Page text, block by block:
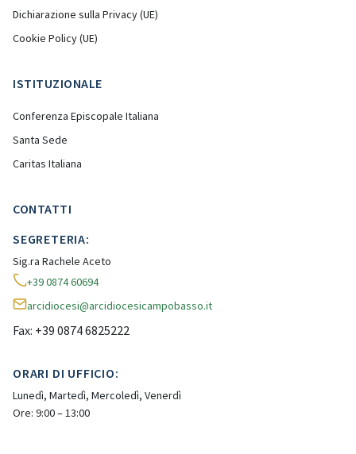
Dichiarazione sulla Privacy (UE)
Cookie Policy (UE)
ISTITUZIONALE
Conferenza Episcopale Italiana
Santa Sede
Caritas Italiana
CONTATTI
SEGRETERIA:
Sig.ra Rachele Aceto
+39 0874 60694
arcidiocesi@arcidiocesicampobasso.it
Fax: +39 0874 6825222
ORARI DI UFFICIO:
Lunedì, Martedì, Mercoledì, Venerdì
Ore: 9:00 – 13:00